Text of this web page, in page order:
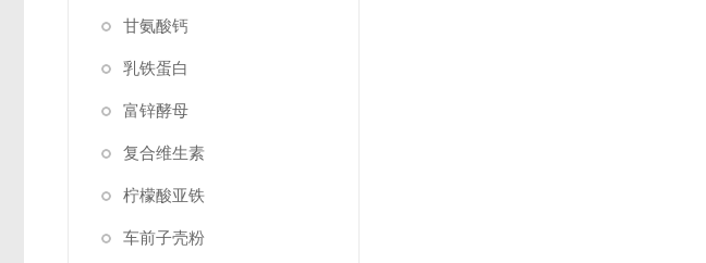
甘氨酸钙
乳铁蛋白
富锌酵母
复合维生素
柠檬酸亚铁
车前子壳粉